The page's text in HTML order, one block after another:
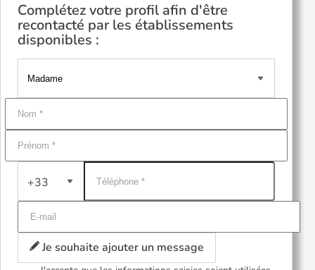
Complétez votre profil afin d'être
recontacté par les établissements
disponibles :
+33
Je souhaite ajouter un message